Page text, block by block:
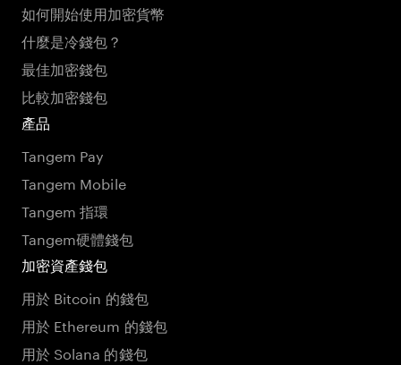
如何開始使用加密貨幣
什麼是冷錢包？
最佳加密錢包
比較加密錢包
產品
Tangem Pay
Tangem Mobile
Tangem 指環
Tangem硬體錢包
加密資產錢包
用於 Bitcoin 的錢包
用於 Ethereum 的錢包
用於 Solana 的錢包